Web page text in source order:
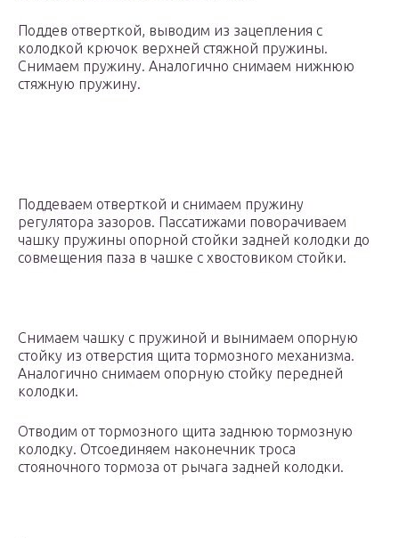
Поддев отверткой, выводим из зацепления с
колодкой крючок верхней стяжной пружины.
Снимаем пружину. Аналогично снимаем нижнюю
стяжную пружину.
Поддеваем отверткой и снимаем пружину
регулятора зазоров. Пассатижами поворачиваем
чашку пружины опорной стойки задней колодки до
совмещения паза в чашке с хвостовиком стойки.
Снимаем чашку с пружиной и вынимаем опорную
стойку из отверстия щита тормозного механизма.
Аналогично снимаем опорную стойку передней
колодки.
Отводим от тормозного щита заднюю тормозную
колодку. Отсоединяем наконечник троса
стояночного тормоза от рычага задней колодки.